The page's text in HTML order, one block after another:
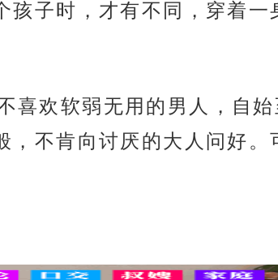
子时，才有不同，穿着
喜欢软弱无用的男人，自
，不肯向讨厌的大人问好